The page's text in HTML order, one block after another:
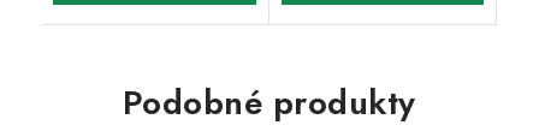
Podobné produkty